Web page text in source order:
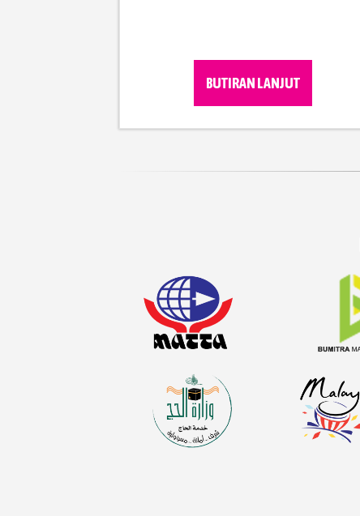
BUTIRAN LANJUT